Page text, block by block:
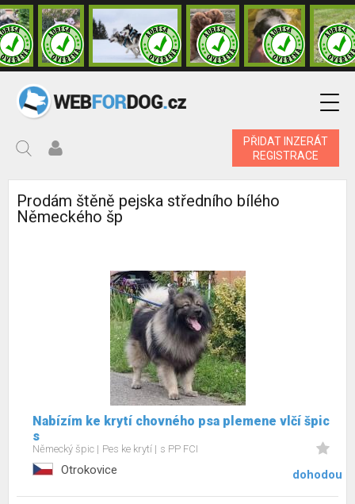
PŘIDAT INZERÁT
REGISTRACE
Prodám štěně pejska středního bílého
Německého šp
Nabízím ke krytí chovného psa plemene vlčí špic
s
Německý špic Pes ke krytí s PP FCI
Otrokovice dohodou